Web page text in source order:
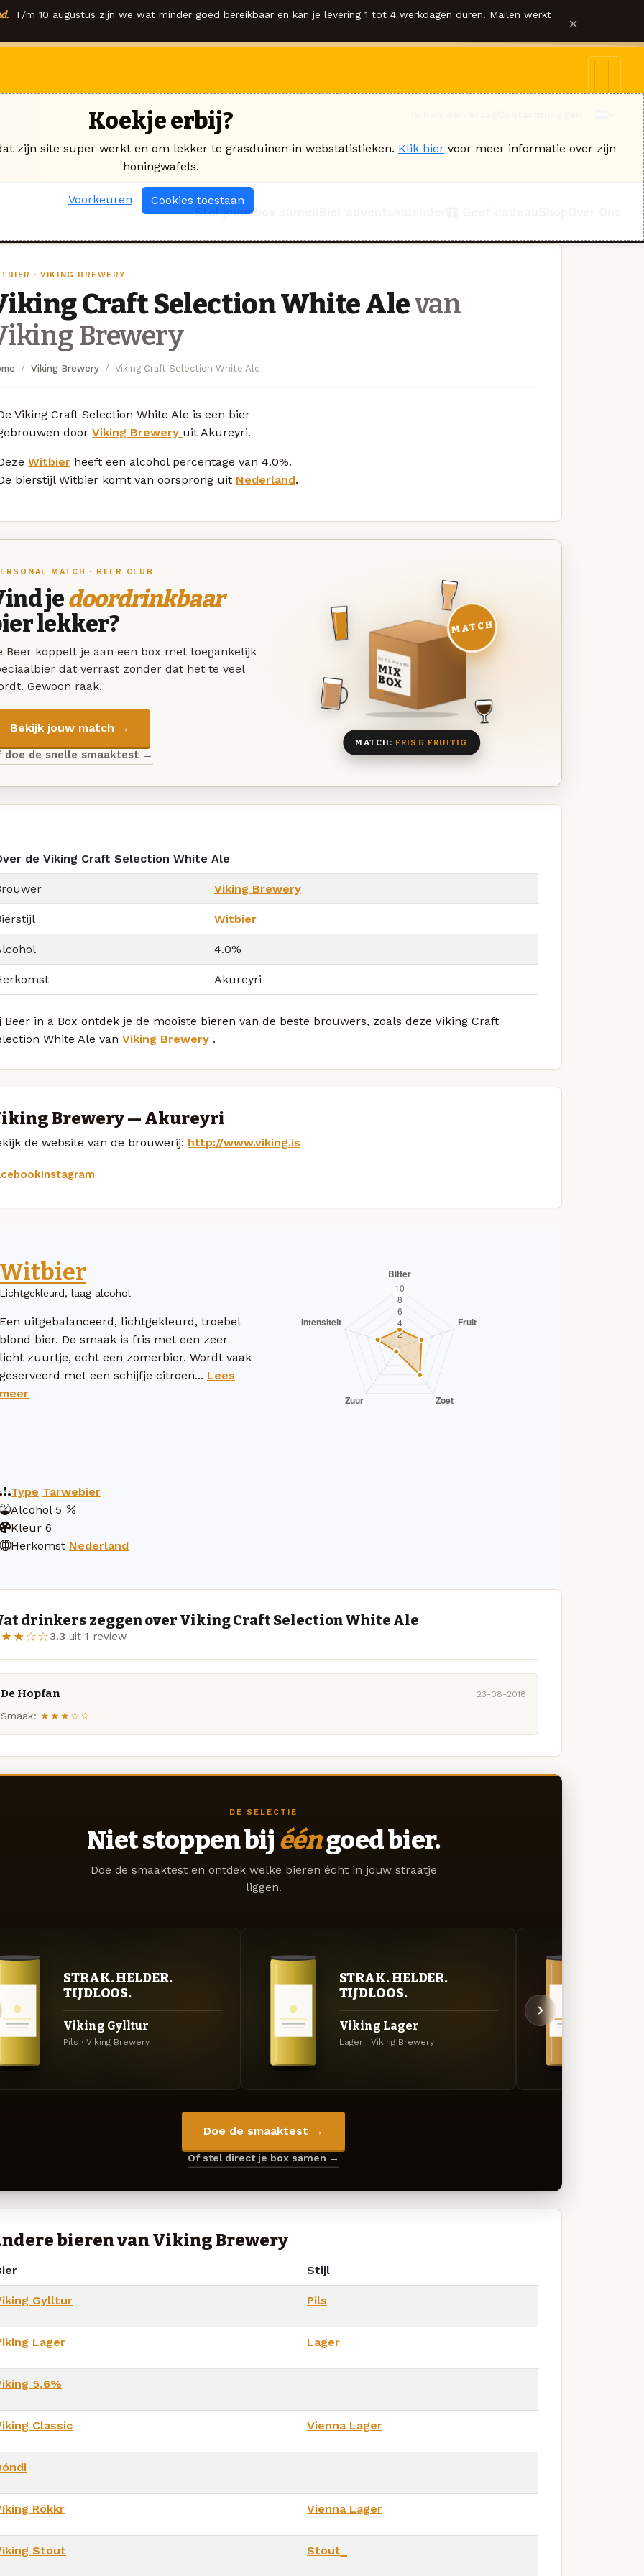
T/m 10 augustus zijn we wat minder goed bereikbaar en kan je levering 1 tot 4 werkdagen duren. Mailen werkt ×
Stel jouw box samen
· VIKING BREWERY
Craft Selection White Alevan
Brewery
Viking Brewery Viking Craft Selection White Ale
Viking Craft Selection White Ale is een bier
door Viking Brewery uit Akureyri.
Witbier heeft een alcohol percentage van 4.0%.
bierstijl Witbier komt van oorsprong uit Nederland.
MATCH · BEER CLUB
jedoordrinkbaar
lekker?
Beer koppelt je aan een box met toegankelijk
dat verrast zonder dat het te veel
Gewoon raak.
Bekijk jouw match →
doe de snelle smaaktest →
DEZE MAAND
MIX
BOX
8 BIEREN
MATCH
MATCH: FRIS & FRUITIG
de Viking Craft Selection White Ale
Viking Brewery
Witbier
4.0%
Akureyri
Beer in a Box ontdek je de mooiste bieren van de beste brouwers, zoals deze Viking Craft
White Ale van Viking Brewery .
Brewery — Akureyri
de website van de brouwerij: http://www.viking.is
Instagram
Witbier
Lichtgekleurd, laag alcohol
Een uitgebalanceerd, lichtgekleurd, troebel
blond bier. De smaak is fris met een zeer
licht zuurtje, echt een zomerbier. Wordt vaak
geserveerd met een schijfje citroen... Lees
meer
Type Tarwebier
Alcohol 5
Kleur 6
Herkomst Nederland
drinkers zeggen over Viking Craft Selection White Ale
3.3 uit 1 review
De Hopfan 23-08-2018
Smaak: ★★★☆☆
DE SELECTIE
Niet stoppen bij ééngoed bier.
Doe de smaaktest en ontdek welke bieren écht in jouw straatje
liggen.
STRAK. HELDER.
TIJDLOOS.
Viking Gylltur
Pils · Viking Brewery
STRAK. HELDER.
TIJDLOOS.
Viking Lager
Lager · Viking Brewery
Doe de smaaktest →
Of stel direct je box samen →
bieren van Viking Brewery
Stijl
Gylltur Pils
Lager Lager
5,6%
Classic Vienna Lager
Rökkr Vienna Lager
Stout Stout_
Koekje erbij?
zijn site super werkt en om lekker te grasduinen in webstatistieken. Klik hier voor meer informatie over zijn
honingwafels.
Voorkeuren Cookies toestaan